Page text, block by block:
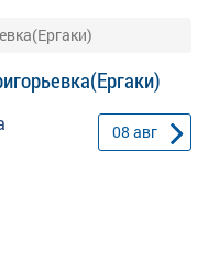
08 авг